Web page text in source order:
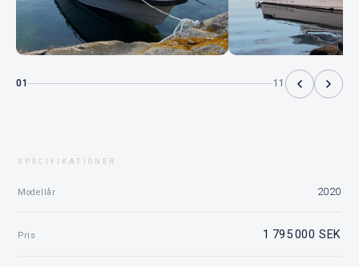
01 11
SPECIFIKATIONER
Modellår 2020
Pris 1 795 000 SEK